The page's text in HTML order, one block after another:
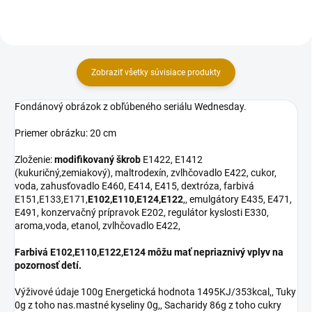
Zobraziť všetky súvisiace produkty
Fondánový obrázok z obľúbeného seriálu Wednesday.
Priemer obrázku: 20 cm
Zloženie:modifikovaný škrob E1422, E1412
(kukuričný,zemiakový), maltrodexín, zvlhčovadlo E422, cukor,
voda, zahusťovadlo E460, E414, E415, dextróza, farbivá
E151,E133,E171,E102,E110,E124,E122,, emulgátory E435, E471,
E491, konzervačný prípravok E202, regulátor kyslosti E330,
aroma,voda, etanol, zvlhčovadlo E422,
Farbivá E102,E110,E122,E124 môžu mať nepriaznivý vplyv na
pozornosť detí.
Výživové údaje 100g Energetická hodnota 1495KJ/353kcal,, Tuky
0g z toho nas.mastné kyseliny 0g,, Sacharidy 86g z toho cukry